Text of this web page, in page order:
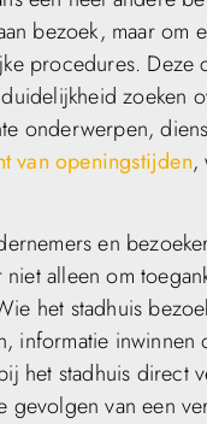
bezoek, maar om
procedures. Deze
zoeken
onderwerpen,
van openingstijden,
en
alleen om
het stadhuis
informatie inwinnen
het stadhuis direct
van een